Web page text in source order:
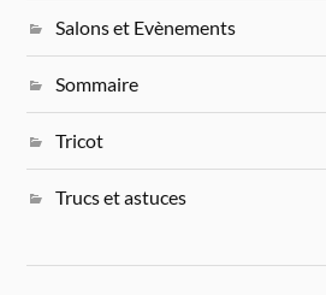
Salons et Evènements
Sommaire
Tricot
Trucs et astuces